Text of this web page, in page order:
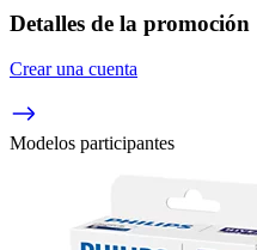
Detalles de la promoción
Crear una cuenta
Modelos participantes